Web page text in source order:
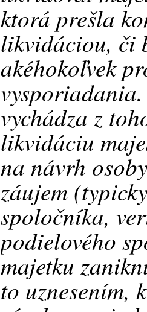
ktorá prešla
likvidáciou, či
akéhokoľvek
vychádza z
likvidáciu
na návrh
záujem
spoločníka,
podielového
majetku
to uznesením,